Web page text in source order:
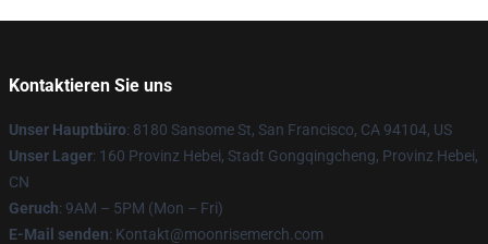
Kontaktieren Sie uns
Unser Hauptbüro: 8180 Sansome St, San Francisco, CA 94104, US
Unser Lager: 160 Provinz Hebei, Stadt Gongqingcheng, Provinz Hebei,
CN
Geruch: 9AM – 5PM (Mon – Fri)
E-Mail senden: Kontakt@moonrisemerch.com